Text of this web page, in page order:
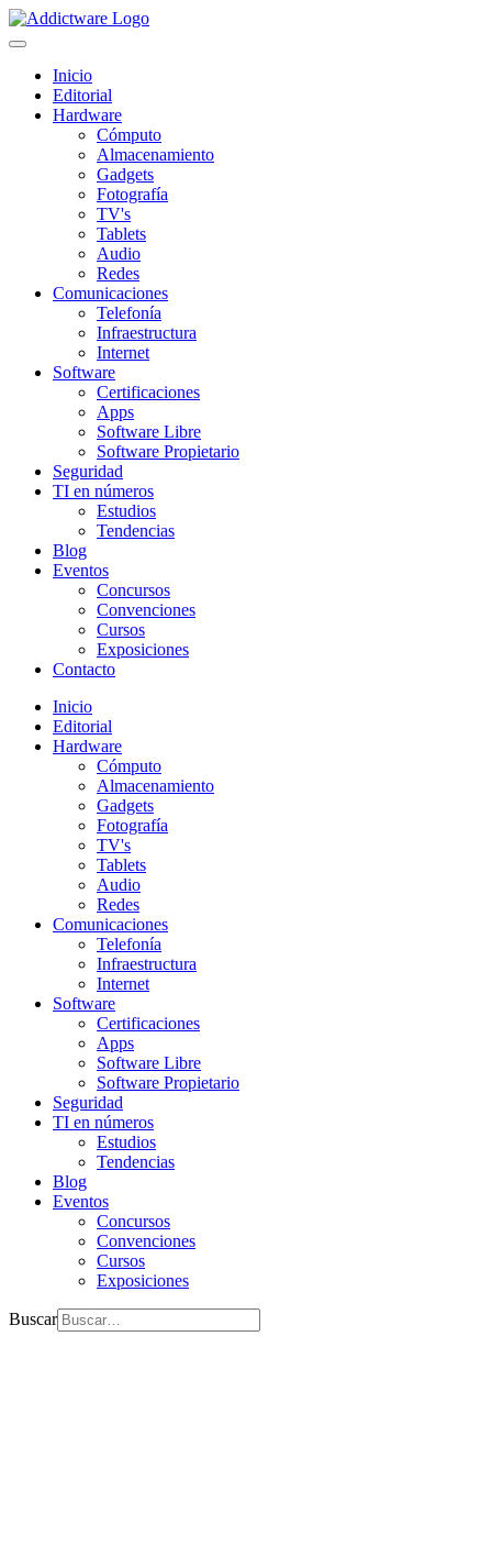
Inicio
Editorial
Hardware
Cómputo
Almacenamiento
Gadgets
Fotografía
TV's
Tablets
Audio
Redes
Comunicaciones
Telefonía
Infraestructura
Internet
Software
Certificaciones
Apps
Software Libre
Software Propietario
Seguridad
TI en números
Estudios
Tendencias
Blog
Eventos
Concursos
Convenciones
Cursos
Exposiciones
Contacto
Inicio
Editorial
Hardware
Cómputo
Almacenamiento
Gadgets
Fotografía
TV's
Tablets
Audio
Redes
Comunicaciones
Telefonía
Infraestructura
Internet
Software
Certificaciones
Apps
Software Libre
Software Propietario
Seguridad
TI en números
Estudios
Tendencias
Blog
Eventos
Concursos
Convenciones
Cursos
Exposiciones
Buscar